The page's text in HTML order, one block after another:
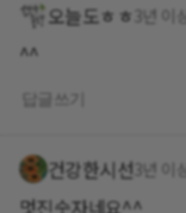
오늘도ㅎㅎ 3년 이
^^
건강한시선 3년 이
멋진숫자네요^^